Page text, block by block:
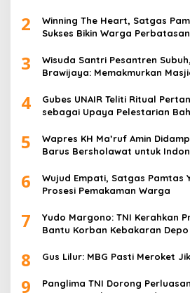
2
Winning The Heart, Satgas
Sukses Bikin Warga
3
Wisuda Santri Pesantren
Brawijaya: Memakmurkan
4
Gubes UNAIR Teliti Ritual
sebagai Upaya Pelestarian
5
Wapres KH Ma’ruf Amin
Barus Bersholawat untuk
6
Wujud Empati, Satgas Pamtas
Prosesi Pemakaman Warga
7
Yudo Margono: TNI Kerahkan
Bantu Korban Kebakaran
8 Gus Lilur: MBG Pasti Meroket
9
Panglima TNI Dorong